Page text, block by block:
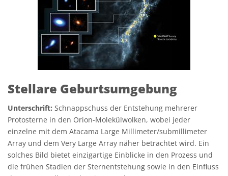
Stellare Geburtsumgebung
Unterschrift: Schnappschuss der Entstehung mehrerer
Protosterne in den Orion-Molekülwolken, wobei jeder
einzelne mit dem Atacama Large Millimeter/submillimeter
Array und dem Very Large Array näher betrachtet wird. Ein
solches Bild bietet einzigartige Einblicke in den Prozess und
die frühen Stadien der Sternentstehung sowie in den Einfluss